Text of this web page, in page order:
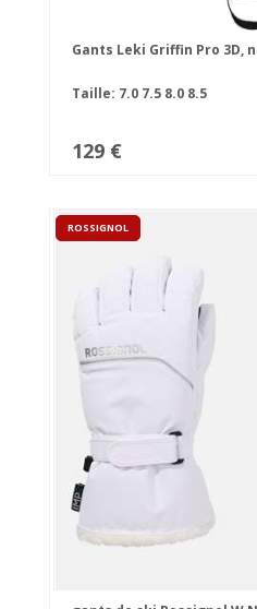
Gants Leki Griffin Pro 3D,
Taille: 7.0 7.5 8.0 8.5
129 €
ROSSIGNOL